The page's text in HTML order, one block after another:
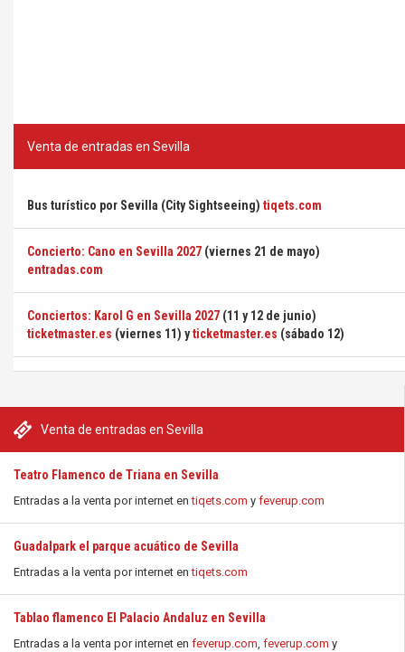
Venta de entradas en Sevilla
Teatro Flamenco de Triana en Sevilla
Entradas a la venta por internet entiqets.com y feverup.com
Guadalpark el parque acuático de Sevilla
Entradas a la venta por internet entiqets.com
Tablao flamenco El Palacio Andaluz en Sevilla
Entradas a la venta por internet en feverup.com, feverup.com y
Venta de entradas en Sevilla
Bus turístico por Sevilla (City Sightseeing) tiqets.com
Concierto: Cano en Sevilla 2027 (viernes 21 de mayo)
entradas.com
Conciertos: Karol G en Sevilla 2027 (11 y 12 de junio)
ticketmaster.es (viernes 11) yticketmaster.es (sábado 12)